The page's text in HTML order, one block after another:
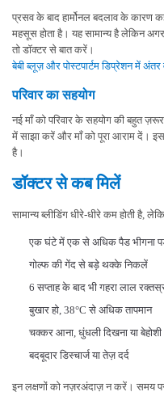
प्रसव के बाद हार्मोनल बदलाव के कारण
महसूस होता है। यह सामान्य है लेकिन
तो डॉक्टर से बात करें।
बेबी ब्लूज़ और पोस्टपार्टम डिप्रेशन में अंतर
परिवार का सहयोग
नई माँ को परिवार के सहयोग की बहुत
में साझा करें और माँ को पूरा आराम दें।
है।
डॉक्टर से कब मिलें
सामान्य ब्लीडिंग धीरे-धीरे कम होती है,
एक घंटे में एक से अधिक पैड भीगना
गोल्फ की गेंद से बड़े थक्के निकलें
6 सप्ताह के बाद भी गहरा लाल
बुखार हो, 38°C से अधिक तापमान
चक्कर आना, धुंधली दिखना या बेहोशी
बदबूदार डिस्चार्ज या तेज़ दर्द
इन लक्षणों को नज़रअंदाज़ न करें। समय